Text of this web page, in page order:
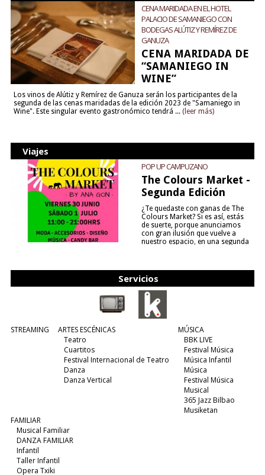
CENA MARIDADA EN EL HOTEL
PALACIO DE SAMANIEGO CON
BODEGAS ALÚTIZ Y REMÍREZ DE
GANUZA
CENA MARIDADA DE
“SAMANIEGO IN
WINE”
Los vinos de Alútiz y Remírez de Ganuza serán los participantes de la
segunda de las cenas maridadas de la edición 2023 de "Samaniego in
Wine". Este singular evento gastronómico tendrá ... (leer más)
Viajes
POP UP CAMPUZANO
The Colours Market -
Segunda Edición
¿Te quedaste con ganas de The
Colours Market? Si es así, estás
de suerte, porque anunciamos
con gran ilusión que vuelve a
nuestro espacio, en una segunda
Servicios
STREAMING
ARTES ESCÉNICAS
Teatro
Cuartitos
Festival Internacional de Teatro
Danza
Danza Vertical
MÚSICA
BBK LIVE
Festival Música
Música Infantil
Música
Festival Música
Musical
365 Jazz Bilbao
Musiketan
FAMILIAR
Musical Familiar
DANZA FAMILIAR
Infantil
Taller Infantil
Opera Txiki